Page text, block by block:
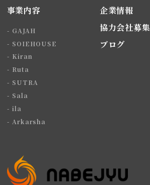
事業内容
GAJAH
SOIEHOUSE
Kiran
Ruta
SUTRA
Sala
ila
Arkarsha
企業情報
協力会社募集
ブログ